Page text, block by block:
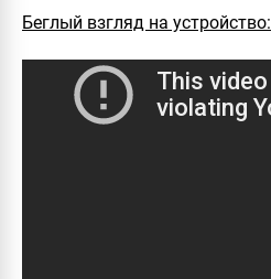
Беглый взгляд на устройство: